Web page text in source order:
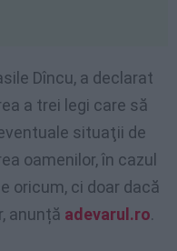
Dîncu, a declarat
a trei legi care să
situaţii de
oamenilor, în cazul
oricum, ci doar dacă
anunță adevarul.ro.